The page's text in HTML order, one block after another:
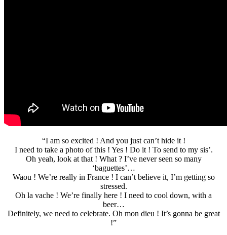
“I am so excited ! And you just can’t hide it !
I need to take a photo of this ! Yes ! Do it ! To send to my sis’.
Oh yeah, look at that ! What ? I’ve never seen so many
‘baguettes’…
Waou ! We’re really in France ! I can’t believe it, I’m getting so
stressed.
Oh la vache ! We’re finally here ! I need to cool down, with a
beer…
Definitely, we need to celebrate. Oh mon dieu ! It’s gonna be great
!”